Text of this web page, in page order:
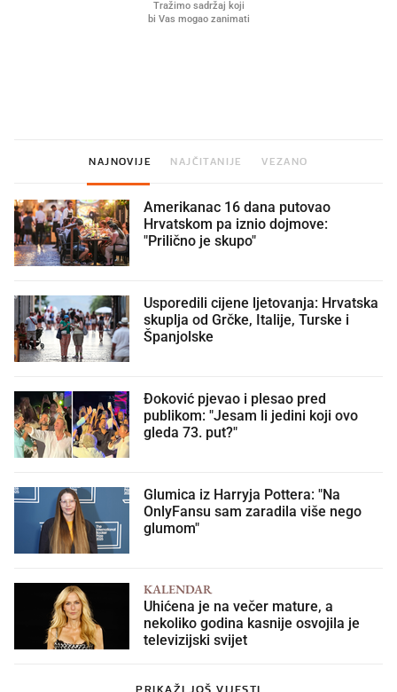
NAJNOVIJE NAJČITANIJE VEZANO
Amerikanac 16 dana putovao
Hrvatskom pa iznio dojmove:
"Prilično je skupo"
Usporedili cijene ljetovanja: Hrvatska
skuplja od Grčke, Italije, Turske i
Španjolske
Đoković pjevao i plesao pred
publikom: "Jesam li jedini koji ovo
gleda 73. put?"
Glumica iz Harryja Pottera: "Na
OnlyFansu sam zaradila više nego
glumom"
KALENDAR
Uhićena je na večer mature, a
nekoliko godina kasnije osvojila je
televizijski svijet
PRIKAŽI JOŠ VIJESTI